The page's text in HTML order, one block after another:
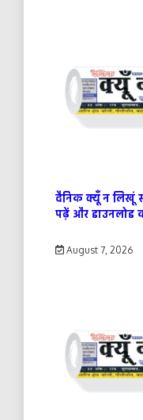
दैनिक क्यूँ न लिखूं
पढ़ें और डाउनलोड
August 7, 2026